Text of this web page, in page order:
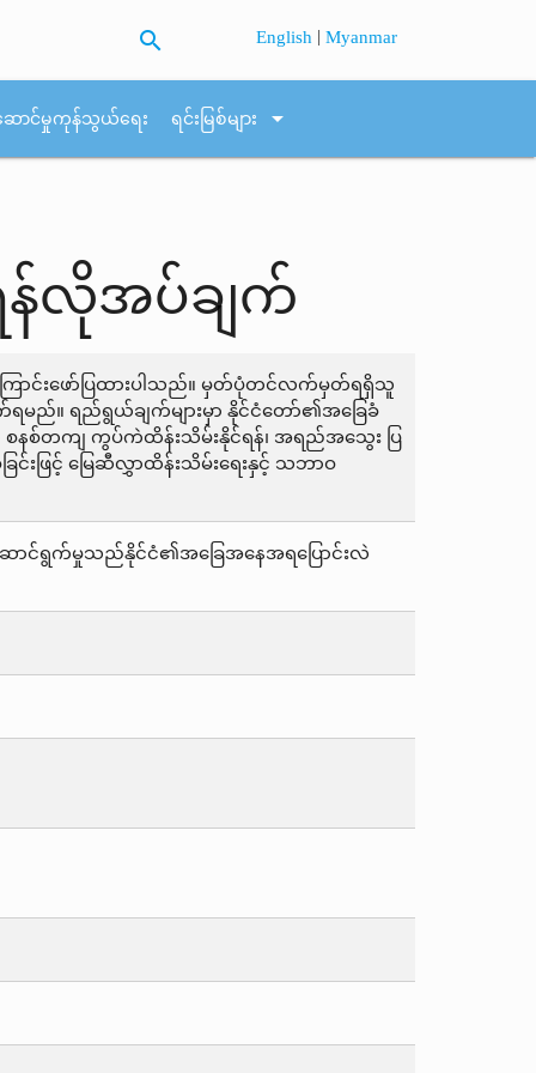
search English |Myanmar
ောင်မှုကုန်သွယ်ရေး ရင်းမြစ်များ arrow_drop_down
န်လိုအပ်ချက်
ာင်းဖော်ပြထားပါသည်။ မှတ်ပုံတင်လက်မှတ်ရရှိသူ
။ ရည်ရွယ်ချက်များမှာ နိုင်ငံတော်၏အခြေခံ
စနစ်တကျ ကွပ်ကဲထိန်းသိမ်းနိုင်ရန်၊ အရည်အသွေး ပြ
ြင်းဖြင့် မြေဆီလွှာထိန်းသိမ်းရေးနှင့် သဘာဝ
မံဆောင်ရွက်မှုသည်နိုင်ငံ၏အခြေအနေအရပြောင်းလဲ